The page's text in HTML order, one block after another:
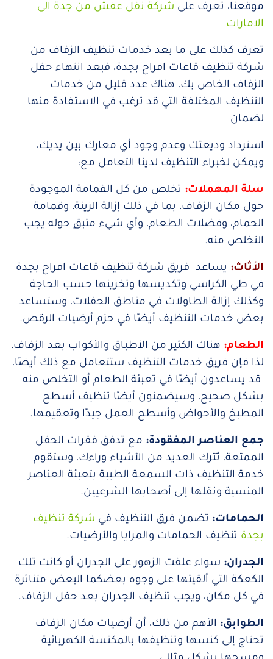
موقعنا، تعرف على شركة نقل عفش من جدة الى
الامارات
تعرف كذلك على ما بعد خدمات تنظيف الزفاف من
شركة تنظيف قاعات افراح بجدة، فبعد انتهاء حفل
الزفاف الخاص بك، هناك عدد قليل من خدمات
التنظيف المختلفة التي قد ترغب في الاستفادة منها
لضمان
استرداد وديعتك وعدم وجود أي معارك بين يديك،
ويمكن لخبراء التنظيف لدينا التعامل مع:
سلة المهملات: تخلص من كل القمامة الموجودة
حول مكان الزفاف، بما في ذلك إزالة الزينة، وقمامة
الحمام، وفضلات الطعام، وأي شيء متبقٍ حوله يجب
التخلص منه.
الأثاث: يساعد فريق شركة تنظيف قاعات افراح بجدة
في طي الكراسي وتكديسها وتخزينها حسب الحاجة
وكذلك إزالة الطاولات في مناطق الحفلات، وستساعد
بعض خدمات التنظيف أيضًا في حزم أرضيات الرقص.
الطعام: هناك الكثير من الأطباق والأكواب بعد الزفاف،
لذا فإن فريق خدمات التنظيف ستتعامل مع ذلك أيضًا،
قد يساعدون أيضًا في تعبئة الطعام أو التخلص منه
بشكل صحيح، وسيضمنون أيضًا تنظيف أسطح
المطبخ والأحواض وأسطح العمل جيدًا وتعقيمها.
جمع العناصر المفقودة: مع تدفق فقرات الحفل
الممتعة، تُترك العديد من الأشياء وراءك، وستقوم
خدمة التنظيف ذات السمعة الطيبة بتعبئة العناصر
المنسية ونقلها إلى أصحابها الشرعيين.
الحمامات: تضمن فرق التنظيف في شركة تنظيف
بجدة تنظيف الحمامات والمرايا والأرضيات.
الجدران: سواء علقت الزهور على الجدران أو كانت تلك
الكعكة التي ألقيتها على وجوه بعضكما البعض متناثرة
في كل مكان، ويجب تنظيف الجدران بعد حفل الزفاف.
الطوابق: الأهم من ذلك، أن أرضيات مكان الزفاف
تحتاج إلى كنسها وتنظيفها بالمكنسة الكهربائية